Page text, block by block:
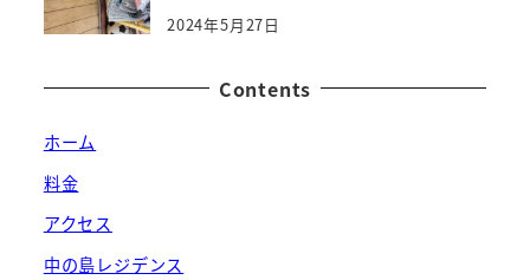
2024年5月27日
Contents
ホーム
料金
アクセス
中の島レジデンス